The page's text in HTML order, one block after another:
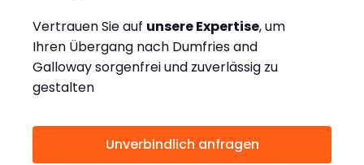
Vertrauen Sie auf unsere Expertise, um
Ihren Übergang nach Dumfries and
Galloway sorgenfrei und zuverlässig zu
gestalten
Unverbindlich anfragen